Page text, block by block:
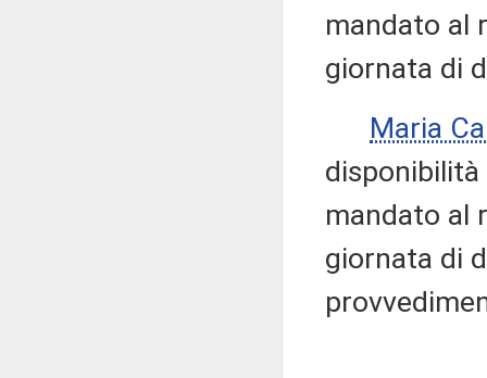
mandato al
giornata di
Maria
mandato al
giornata di